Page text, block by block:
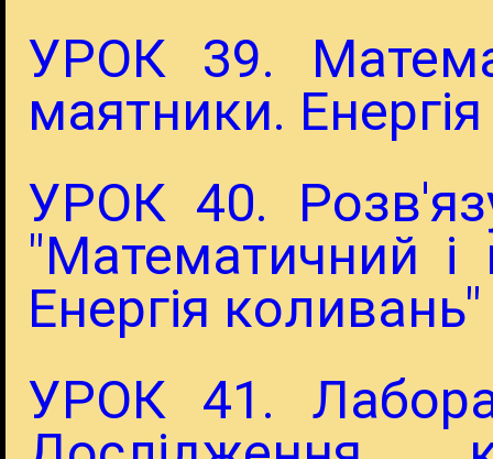
УРОК 39.
маятники.
УРОК 40.
"Математичний
Енергія коливань"
УРОК 41.